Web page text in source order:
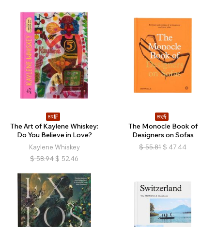
89折
The Art of Kaylene Whiskey:
Do You Believe in Love?
Kaylene Whiskey
$ 58.94 $ 52.46
85折
The Monocle Book of
Designers on Sofas
$ 55.81 $ 47.44